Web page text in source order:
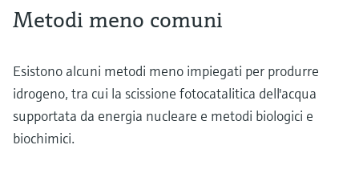
Metodi meno comuni
Esistono alcuni metodi meno impiegati per produrre
idrogeno, tra cui la scissione fotocatalitica dell'acqua
supportata da energia nucleare e metodi biologici e
biochimici.